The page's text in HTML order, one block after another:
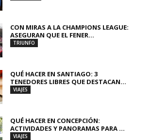
CON MIRAS A LA CHAMPIONS LEAGUE:
ASEGURAN QUE EL FENER...
TRIUNFO
QUÉ HACER EN SANTIAGO: 3
TENEDORES LIBRES QUE DESTACAN...
VIAJES
QUÉ HACER EN CONCEPCIÓN:
ACTIVIDADES Y PANORAMAS PARA ...
VIAJES